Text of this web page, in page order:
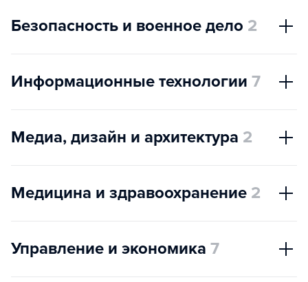
Безопасность и военное дело 2
Информационные технологии 7
Медиа, дизайн и архитектура 2
Медицина и здравоохранение 2
Управление и экономика 7